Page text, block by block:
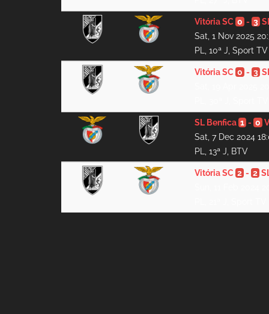
Vitória SC 0 - 3
Sat, 1 Nov 2025
PL, 10ª J, Sport TV
Vitória SC 0 - 3
SL Benfica 1- 0
Sat, 7 Dec 2024
PL, 13ª J, BTV
Vitória SC 2- 2